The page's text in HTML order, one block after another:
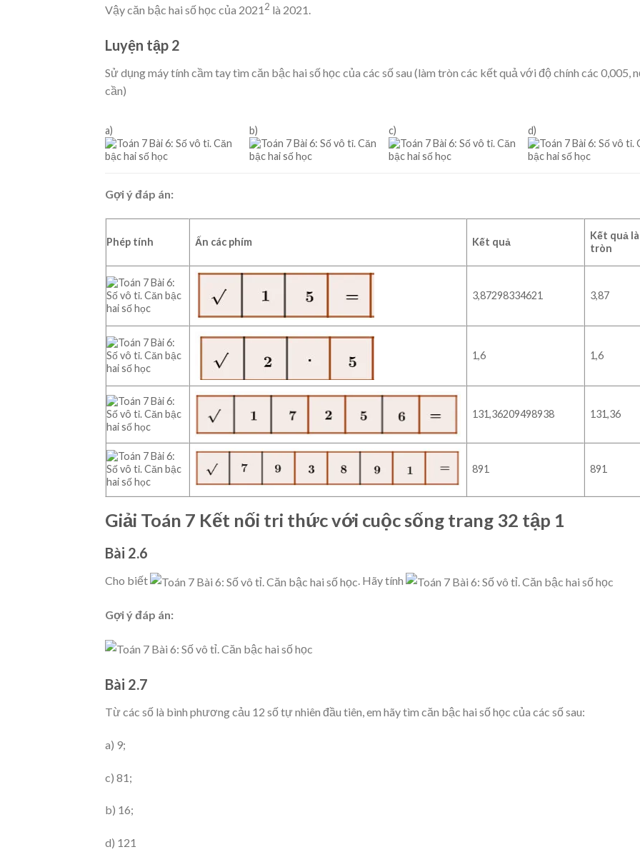
Vậy căn bậc hai số học của 20212 là 2021.
Luyện tập 2
Sử dụng máy tính cầm tay tìm căn bậc hai số học của các số sau (làm tròn các kết quả với độ chính các 0,005,
cần)
a) b) c) d)
Gợi ý đáp án:
Phép tính Ấn các phím Kết quả
Kết quả
tròn
3,87298334621 3,87
1,6 1,6
131,36209498938 131,36
891 891
Giải Toán 7 Kết nối tri thức với cuộc sống trang 32 tập 1
Bài 2.6
Cho biết . Hãy tính
Gợi ý đáp án:
Bài 2.7
Từ các số là bình phương cảu 12 số tự nhiên đầu tiên, em hãy tìm căn bậc hai số học của các số sau:
a) 9;
c) 81;
b) 16;
d) 121